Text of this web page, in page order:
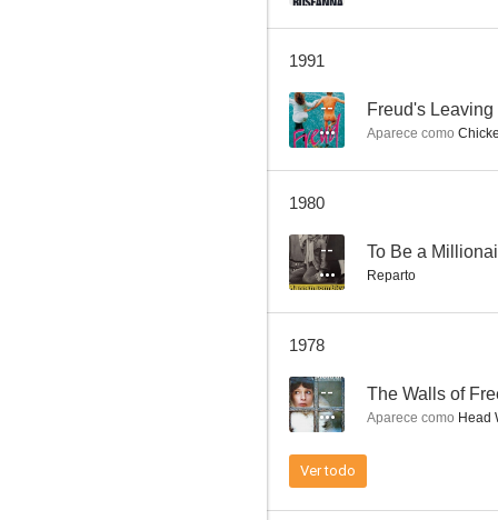
1991
-- Freud's Leaving
Aparece como
1980
-- To Be a
Reparto
1978
-- The Walls of
Aparece como Head
Ver todo